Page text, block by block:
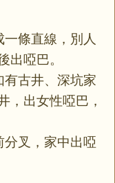
條直線，別人
出啞巴。
古井、深坑家
，出女性啞巴，
叉，家中出啞